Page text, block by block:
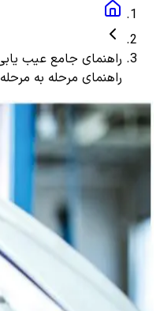
راهنمای مرحله به مرحله